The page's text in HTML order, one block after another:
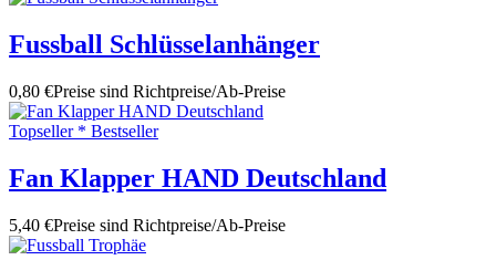
Fussball Schlüsselanhänger
0,80 €Preise sind Richtpreise/Ab-Preise
Topseller * Bestseller
Fan Klapper HAND Deutschland
5,40 €Preise sind Richtpreise/Ab-Preise